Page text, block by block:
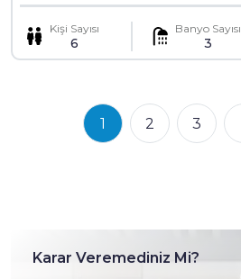
Kişi Sayısı
6
Banyo Sayısı
3
1 2 3
Karar Veremediniz Mi?